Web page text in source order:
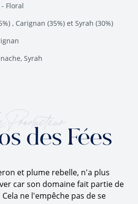
Floral
, Carignan (35%) et Syrah (30%)
Syrah
Producteur
des Fées
et plume rebelle, n'a plus
car son domaine fait partie de
ne l'empêche pas de se